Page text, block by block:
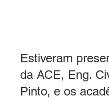
Estiveram
da ACE, Eng.
Pinto, e os